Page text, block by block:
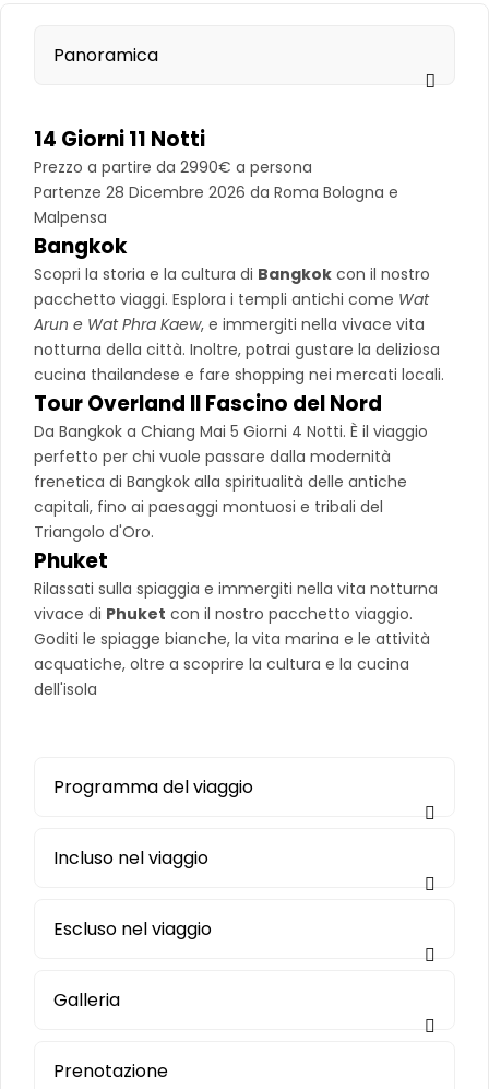
Panoramica
14 Giorni 11 Notti
Prezzo a partire da 2990€ a persona
Partenze 28 Dicembre 2026 da Roma Bologna e
Malpensa
Bangkok
Scopri la storia e la cultura di Bangkok con il nostro
pacchetto viaggi. Esplora i templi antichi come Wat
Arun e Wat Phra Kaew, e immergiti nella vivace vita
notturna della città. Inoltre, potrai gustare la deliziosa
cucina thailandese e fare shopping nei mercati locali.
Tour Overland Il Fascino del Nord
Da Bangkok a Chiang Mai 5 Giorni 4 Notti. È il viaggio
perfetto per chi vuole passare dalla modernità
frenetica di Bangkok alla spiritualità delle antiche
capitali, fino ai paesaggi montuosi e tribali del
Triangolo d'Oro.
Phuket
Rilassati sulla spiaggia e immergiti nella vita notturna
vivace di Phuket con il nostro pacchetto viaggio.
Goditi le spiagge bianche, la vita marina e le attività
acquatiche, oltre a scoprire la cultura e la cucina
dell'isola
Programma del viaggio
Incluso nel viaggio
Escluso nel viaggio
Galleria
Prenotazione